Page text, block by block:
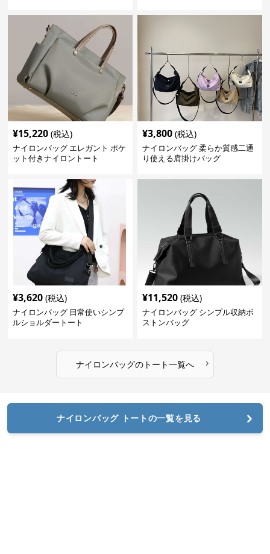
¥15,220 (税込)
ナイロンバッグ エレガント ポケ
ット付きナイロントート
¥3,800 (税込)
ナイロンバッグ 柔らか質感二通
り使える肩掛けバッグ
¥3,620 (税込)
ナイロンバッグ 日常使いシンプ
ルショルダートート
¥11,520 (税込)
ナイロンバッグ シンプル収納ボ
ストンバッグ
ナイロンバッグのトート一覧へ ›
ナイロンバッグ トートの一覧を見る